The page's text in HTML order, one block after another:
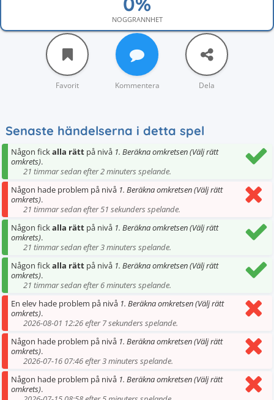
NOGGRANNHET
Favorit Kommentera Dela
Senaste händelserna i detta spel
Någon fickalla rätt på nivå 1. Beräkna omkretsen (Välj rätt
omkrets).
21 timmar sedan efter 2 minuters spelande.
Någon hade problem på nivå 1. Beräkna omkretsen (Välj rätt
omkrets).
21 timmar sedan efter 51 sekunders spelande.
Någon fickalla rätt på nivå 1. Beräkna omkretsen (Välj rätt
omkrets).
21 timmar sedan efter 3 minuters spelande.
Någon fickalla rätt på nivå 1. Beräkna omkretsen (Välj rätt
omkrets).
21 timmar sedan efter 6 minuters spelande.
En elev hade problem på nivå 1. Beräkna omkretsen (Välj rätt
omkrets).
2026-08-01 12:26 efter 7 sekunders spelande.
Någon hade problem på nivå 1. Beräkna omkretsen (Välj rätt
omkrets).
2026-07-16 07:46 efter 3 minuters spelande.
Någon hade problem på nivå 1. Beräkna omkretsen (Välj rätt
omkrets).